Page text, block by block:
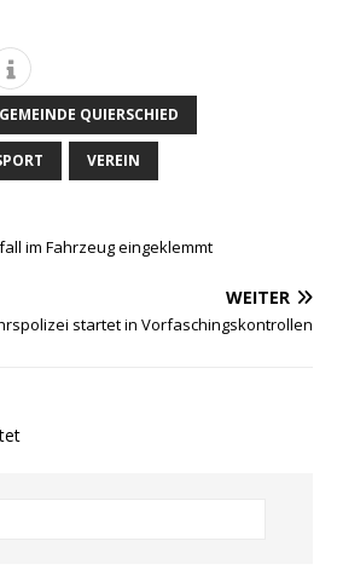
GEMEINDE QUIERSCHIED
VEREIN
im Fahrzeug eingeklemmt
WEITER
startet in Vorfaschingskontrollen